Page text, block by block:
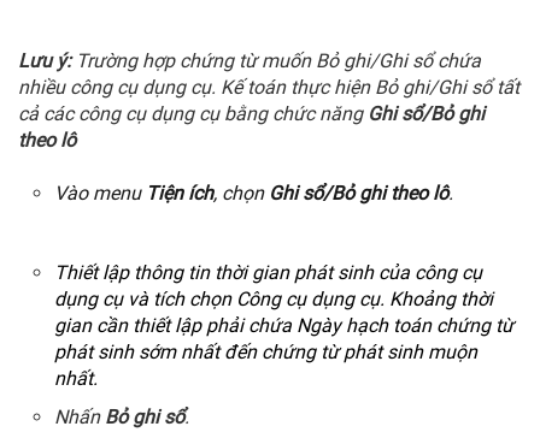
Lưu ý: Trường hợp chứng từ muốn Bỏ ghi/Ghi sổ chứa
nhiều công cụ dụng cụ. Kế toán thực hiện Bỏ ghi/Ghi sổ tất
cả các công cụ dụng cụ bằng chức năng Ghi sổ/Bỏ ghi
theo lô
Vào menu Tiện ích, chọn Ghi sổ/Bỏ ghi theo lô.
Thiết lập thông tin thời gian phát sinh của công cụ
dụng cụ và tích chọn Công cụ dụng cụ. Khoảng thời
gian cần thiết lập phải chứa Ngày hạch toán chứng từ
phát sinh sớm nhất đến chứng từ phát sinh muộn
nhất.
Nhấn Bỏ ghi sổ.